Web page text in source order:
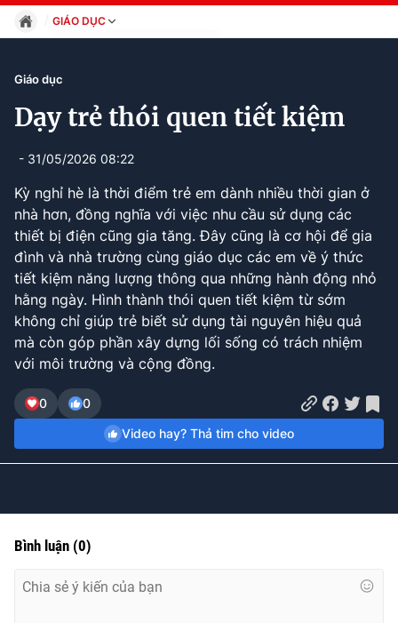
GIÁO DỤC
Xã hội
Thế giới
Giải trí
Sức khỏe
Công nghệ
Current
Time
0:06 Duration
7:20
Giáo dục
Dạy trẻ thói quen tiết kiệm
- 31/05/2026 08:22
Kỳ nghỉ hè là thời điểm trẻ em dành nhiều thời gian ở
nhà hơn, đồng nghĩa với việc nhu cầu sử dụng các
thiết bị điện cũng gia tăng. Đây cũng là cơ hội để gia
đình và nhà trường cùng giáo dục các em về ý thức
tiết kiệm năng lượng thông qua những hành động nhỏ
hằng ngày. Hình thành thói quen tiết kiệm từ sớm
không chỉ giúp trẻ biết sử dụng tài nguyên hiệu quả
mà còn góp phần xây dựng lối sống có trách nhiệm
với môi trường và cộng đồng.
0
0
Video hay? Thả tim cho video
Bình luận (0)